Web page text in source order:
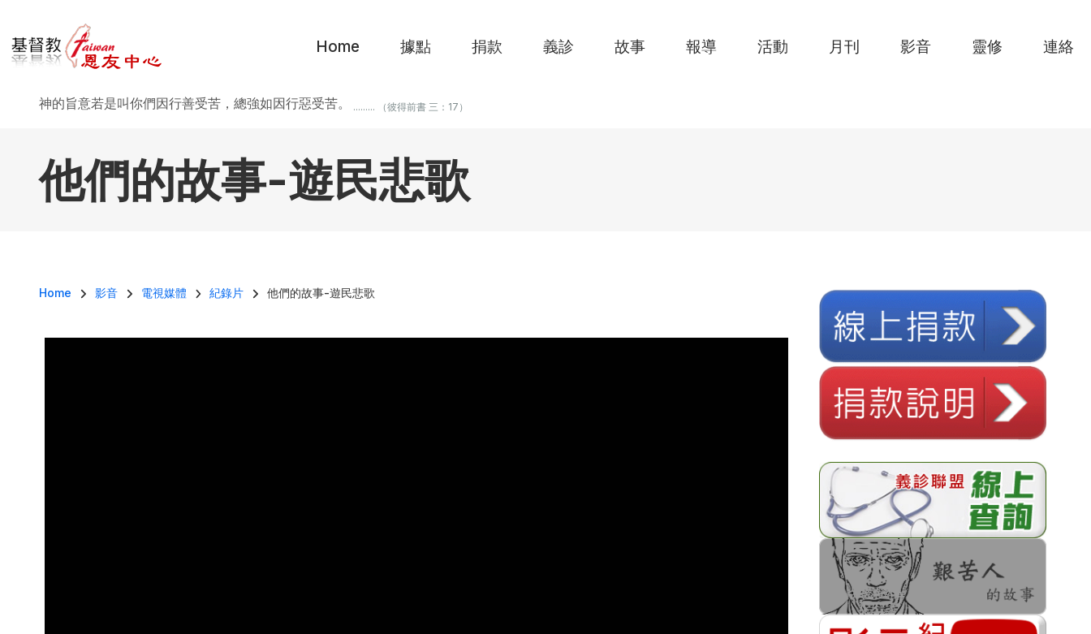
Home 據點 捐款 義診 故事 報導 活動 月刊 影音 靈修 連絡
神的旨意若是叫你們因行善受苦，總強如因行惡受苦。 ......... （彼得前書 三：17）
他們的故事-遊民悲歌
導航連結
Home 影音 電視媒體 紀錄片 他們的故事-遊民悲歌